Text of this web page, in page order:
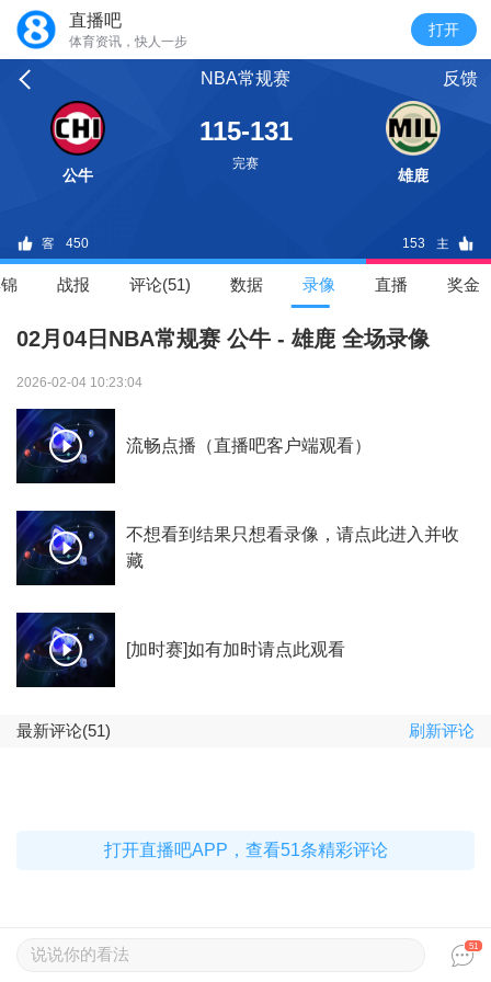
直播吧
体育资讯，快人一步
NBA常规赛 反馈
公牛
115-131
完赛
雄鹿
450 153
战报 评论(51) 数据 录像 直播 奖金
02月04日NBA常规赛 公牛 - 雄鹿 全场录像
2026-02-04 10:23:04
流畅点播（直播吧客户端观看）
不想看到结果只想看录像，请点此进入并收
藏
[加时赛]如有加时请点此观看
最新评论(51) 刷新评论
打开直播吧APP，查看51条精彩评论
说说你的看法 51